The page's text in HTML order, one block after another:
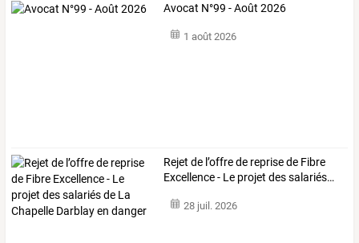
Avocat N°99 - Août 2026
1 août 2026
Rejet de l’offrede reprisede Fibre
Excellence- Le projet dessalariés…
28 juil. 2026